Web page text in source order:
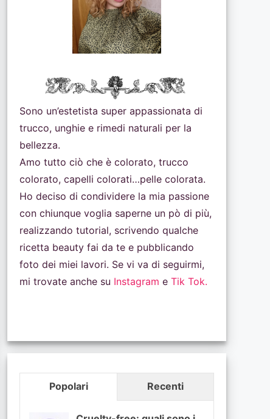
Sono un’estetista super appassionata di
trucco, unghie e rimedi naturali per la
bellezza.
Amo tutto ciò che è colorato, trucco
colorato, capelli colorati…pelle colorata.
Ho deciso di condividere la mia passione
con chiunque voglia saperne un pò di più,
realizzando tutorial, scrivendo qualche
ricetta beauty fai da te e pubblicando
foto dei miei lavori. Se vi va di seguirmi,
mi trovate anche su Instagram e Tik Tok.
Popolari Recenti